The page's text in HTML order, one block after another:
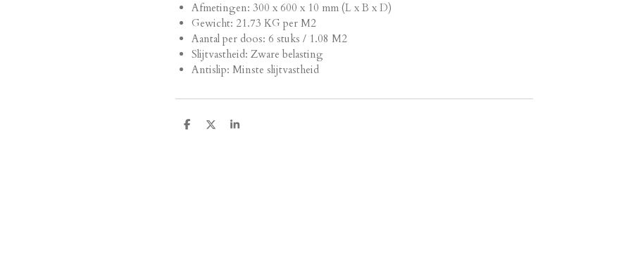
Afmetingen: 300 x 600 x 10 mm (L x B x D)
Gewicht: 21.73 KG per M2
Aantal per doos: 6 stuks / 1.08 M2
Slijtvastheid: Zware belasting
Antislip: Minste slijtvastheid
D
D
S